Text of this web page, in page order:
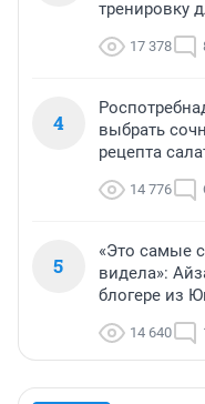
тренировку
17 378
4
выбрать
рецепта
14 776
5
«Это самые
видела»:
блогере из
14 640